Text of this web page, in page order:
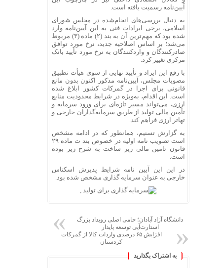
آیین‌نامه رسمیت یافته است.
به دنبال بررسی‌های انجام‌شده در مجلس شورای
اسلامی، برخی ایرادات فنی به این آیین‌نامه وارد
شده بود که مهم‌ترین آن به بند (۲) ماده (۳) مربوط
می‌شد؛ بر اساس اصلاحیه جدید، نرخ مورد توافق
صادرکنندگان و واردکنندگان به نرخ مورد تأیید بانک
مرکزی تغییر کرد.
با رفع این ایراد و تأیید نهایی از سوی هیأت تطبیق
مصوبات مجلس، آیین‌نامه مذکور اکنون بدون مانع
قانونی برای اجرا در گمرکات کشور ابلاغ شده
است. این اقدام، به‌ویژه در شرایط محدودیت منابع
ارزی، می‌تواند مسیر تازه‌ای برای ورود سرمایه و
تأمین مالی تولید از طریق سرمایه‌گذاران خارجی و
تهاتر ارزی فراهم کند.
به گزارش تسنیم، همانطور که در ادامه مشخص
است تصویب نامه اولیه در خصوص بند ت ماده ۲۹
قانون تامین مالی زیر ساخت به شرح زیر بوده
است.
در این این آیین نامه شرایط پذیرش اسکناس
خارجی به عنوان سرمایه گذاری مشخص شده بود.
دانشگاه آزاد آبادان؛ حامی اصلی رویداد بزرگ
استارت‌آپی توسعه پایدار
افزایش ۶۵ درصدی واردات کالا از گمرکات
کردستان
به اشتراک بگذارید